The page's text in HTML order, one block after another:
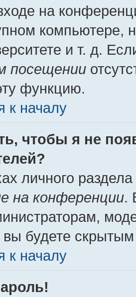
на
компьютере,
и т. д.
посещении
функцию.
к началу
чтобы я не
личного
на конференции.
будете
к началу